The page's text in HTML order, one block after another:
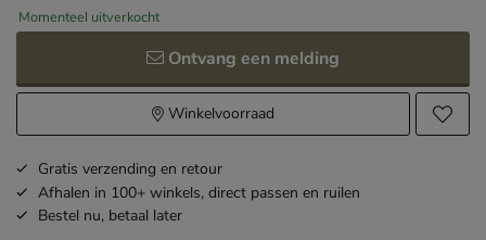
Momenteel uitverkocht
Ontvang een melding
Winkelvoorraad
Gratis verzending en retour
Afhalen in 100+ winkels, direct passen en ruilen
Bestel nu, betaal later